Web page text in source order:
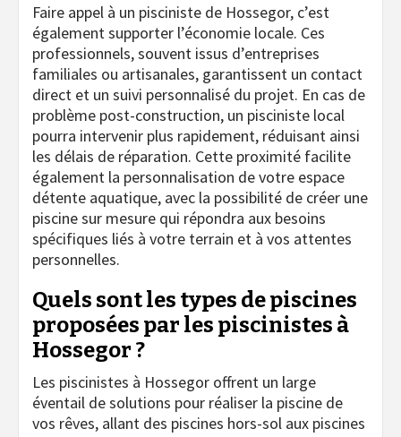
Faire appel à un pisciniste de Hossegor, c’est
également supporter l’économie locale. Ces
professionnels, souvent issus d’entreprises
familiales ou artisanales, garantissent un contact
direct et un suivi personnalisé du projet. En cas de
problème post-construction, un pisciniste local
pourra intervenir plus rapidement, réduisant ainsi
les délais de réparation. Cette proximité facilite
également la personnalisation de votre espace
détente aquatique, avec la possibilité de créer une
piscine sur mesure qui répondra aux besoins
spécifiques liés à votre terrain et à vos attentes
personnelles.
Quels sont les types de piscines
proposées par les piscinistes à
Hossegor ?
Les piscinistes à Hossegor offrent un large
éventail de solutions pour réaliser la piscine de
vos rêves, allant des piscines hors-sol aux piscines